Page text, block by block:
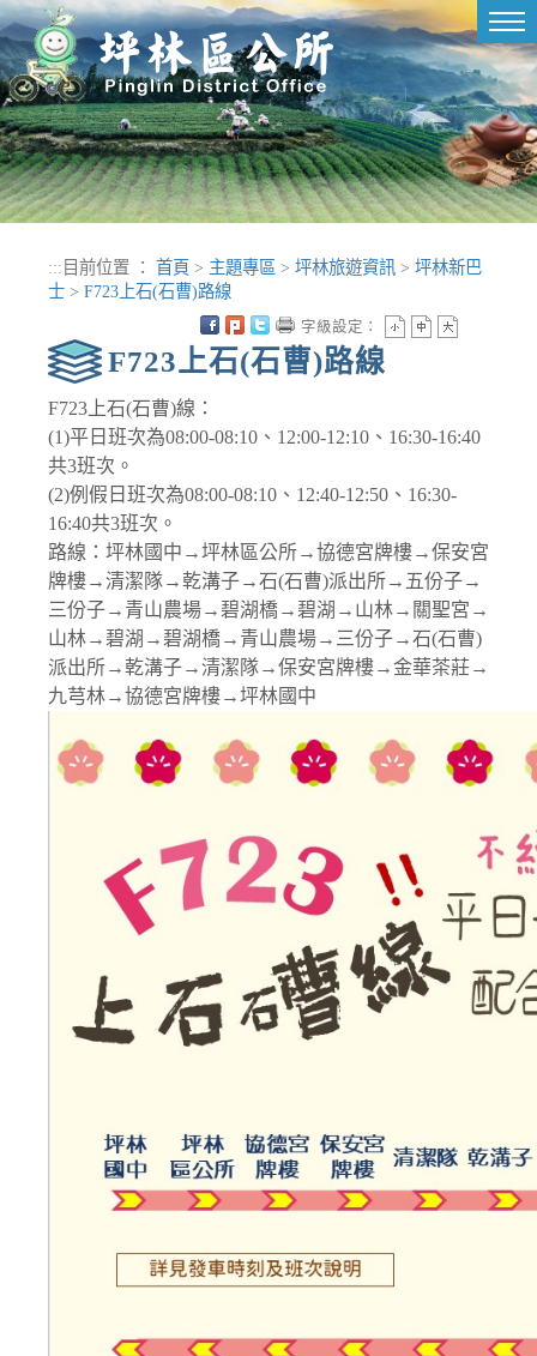
進入內容區塊
::: 目前位置 ： 首頁 > 主題專區 > 坪林旅遊資訊 > 坪林新巴
士 > F723上石(石曹)路線
F723上石(石曹)路線
字級設定：
F723上石(石曹)線：
(1)平日班次為08:00-08:10、12:00-12:10、16:30-16:40
共3班次。
(2)例假日班次為08:00-08:10、12:40-12:50、16:30-
16:40共3班次。
路線：坪林國中→坪林區公所→協德宮牌樓→保安宮
牌樓→清潔隊→乾溝子→石(石曹)派出所→五份子→
三份子→青山農場→碧湖橋→碧湖→山林→關聖宮→
山林→碧湖→碧湖橋→青山農場→三份子→石(石曹)
派出所→乾溝子→清潔隊→保安宮牌樓→金華茶莊→
九芎林→協德宮牌樓→坪林國中